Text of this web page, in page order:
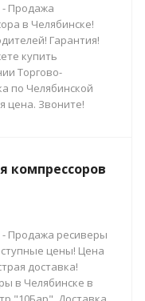
- Продажа
в Челябинске!
Гарантия!
купить
Торгово-
по Челябинской
цена. Звоните!
компрессоров
- Продажа ресиверы
цены! Цена
доставка!
в Челябинске в